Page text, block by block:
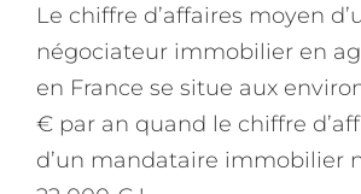
Le chiffre d’affaires moyen
négociateur immobilier en
en France se situe aux
€ par an quand le chiffre
d’un mandataire immobilier